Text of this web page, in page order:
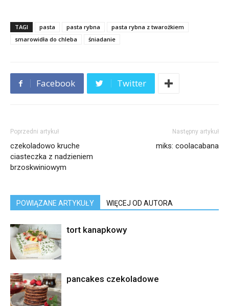
TAGI pasta pasta rybna
pasta rybna z twarożkiem
smarowidła do chleba
śniadanie
Facebook Twitter
Poprzedni artykuł
czekoladowo kruche
ciasteczka z nadzieniem
brzoskwiniowym
Następny artykuł
miks: coolacabana
POWIĄZANE ARTYKUŁY WIĘCEJ OD AUTORA
tort kanapkowy
pancakes czekoladowe